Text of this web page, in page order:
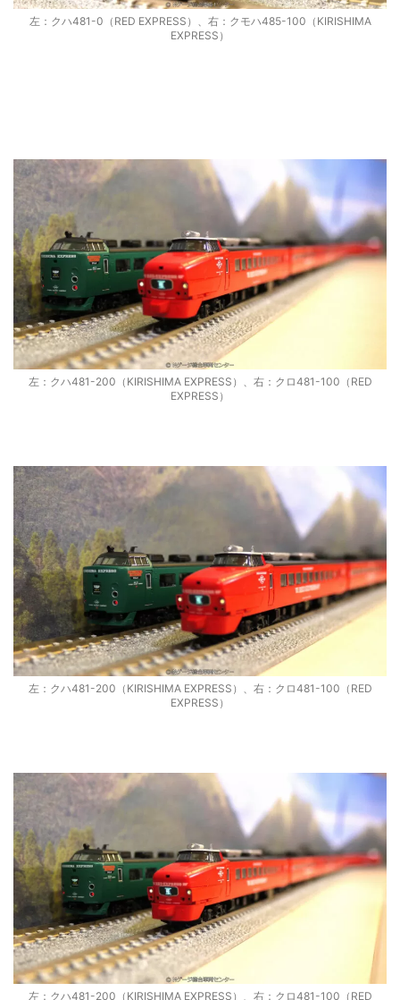
左：クハ481-0（RED EXPRESS）、右：クモハ485-100（KIRISHIMA
EXPRESS）
左：クハ481-200（KIRISHIMA EXPRESS）、右：クロ481-100（RED
EXPRESS）
左：クハ481-200（KIRISHIMA EXPRESS）、右：クロ481-100（RED
EXPRESS）
左：クハ481-200（KIRISHIMA EXPRESS）、右：クロ481-100（RED